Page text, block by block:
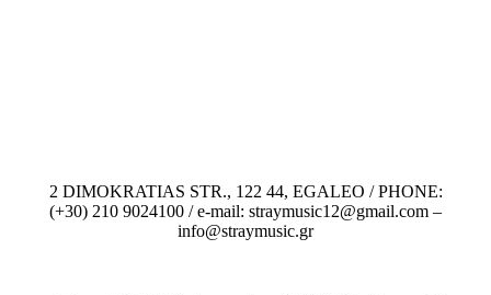
2 DIMOKRATIAS STR., 122 44, EGALEO / PHONE:
(+30) 210 9024100 / e-mail: straymusic12@gmail.com –
info@straymusic.gr